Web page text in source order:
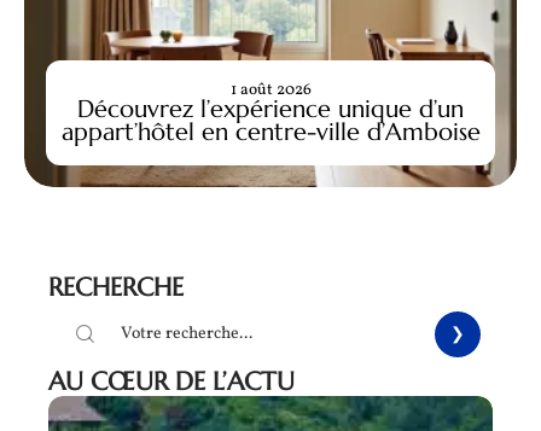
Découvrez l’expérience unique d’un
appart’hôtel en centre-ville d’Amboise
1 août 2026
RECHERCHE
AU CŒUR DE L’ACTU